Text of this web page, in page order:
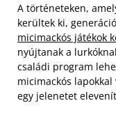
A történeteken,
kerültek ki,
micimackós játékok
nyújtanak a
családi program
micimackós
egy jelenetet